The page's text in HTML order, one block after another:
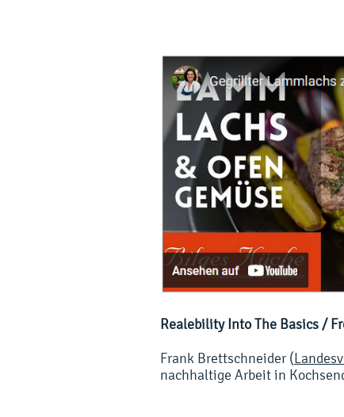
Realebility Into The Basics /
Frank Brettschneider (
nachhaltige Arbeit in